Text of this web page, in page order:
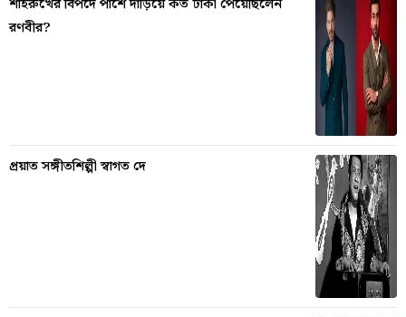
শাহরুখের বিপদে পাশে দাঁড়িয়ে কত টাকা পেয়েছিলেন
রণবীর?
প্রয়াত সঙ্গীতশিল্পী স্বাগত দে